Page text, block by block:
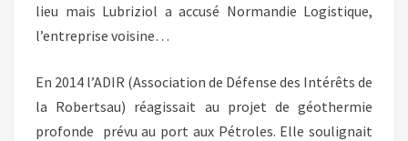
lieu mais Lubriziol a accusé Normandie Logistique,
l’entreprise voisine…
En 2014 l’ADIR (Association de Défense des Intérêts de
la Robertsau) réagissait au projet de géothermie
profonde prévu au port aux Pétroles. Elle soulignait